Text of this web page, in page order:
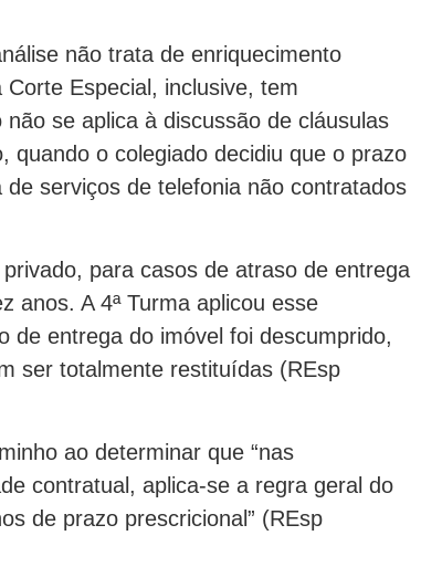
não trata de enriquecimento
Especial, inclusive, tem
se aplica à discussão de cláusulas
quando o colegiado decidiu que o prazo
serviços de telefonia não contratados
para casos de atraso de entrega
anos. A 4ª Turma aplicou esse
de entrega do imóvel foi descumprido,
ser totalmente restituídas (REsp
ao determinar que “nas
contratual, aplica-se a regra geral do
de prazo prescricional” (REsp